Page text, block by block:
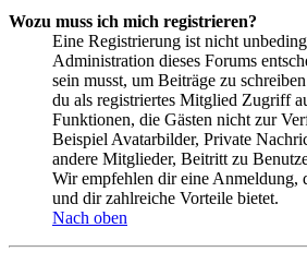
Wozu muss ich mich registrieren?
Eine Registrierung ist nicht
Administration dieses Forums
sein musst, um Beiträge zu
du als registriertes Mitglied Zugriff
Funktionen, die Gästen nicht zur
Beispiel Avatarbilder, Private
andere Mitglieder, Beitritt zu
Wir empfehlen dir eine Anmeldung,
und dir zahlreiche Vorteile bietet.
Nach oben